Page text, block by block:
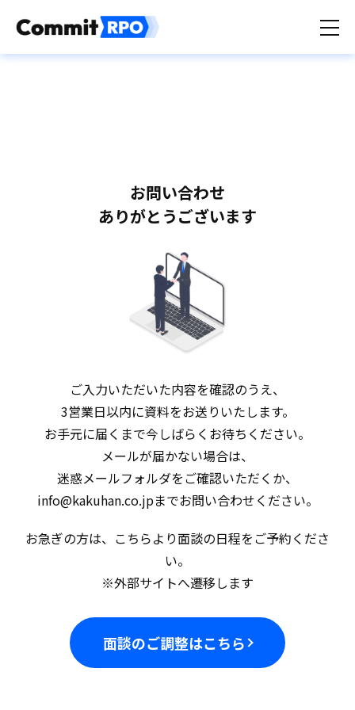
お問い合わせ
ありがとうございます
ご入力いただいた内容を確認のうえ、
3営業日以内に資料をお送りいたします。
お手元に届くまで今しばらくお待ちください。
メールが届かない場合は、
迷惑メールフォルダをご確認いただくか、
info@kakuhan.co.jpまでお問い合わせください。
お急ぎの方は、こちらより面談の日程をご予約くださ
い。
※外部サイトへ遷移します
面談のご調整はこちら